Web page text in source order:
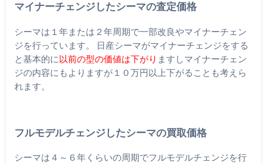
マイナーチェンジしたシーマの査定価格
シーマは１年または２年周期で一部改良やマイナーチェン
ジを行っています。 日産シーマがマイナーチェンジをする
と基本的に以前の型の価値は下がり ますしマイナーチェン
ジの内容にもよりますが１０万円以上下がることも考えら
れます。
フルモデルチェンジしたシーマの買取価格
シーマは４～６年くらいの周期でフルモデルチェンジを行